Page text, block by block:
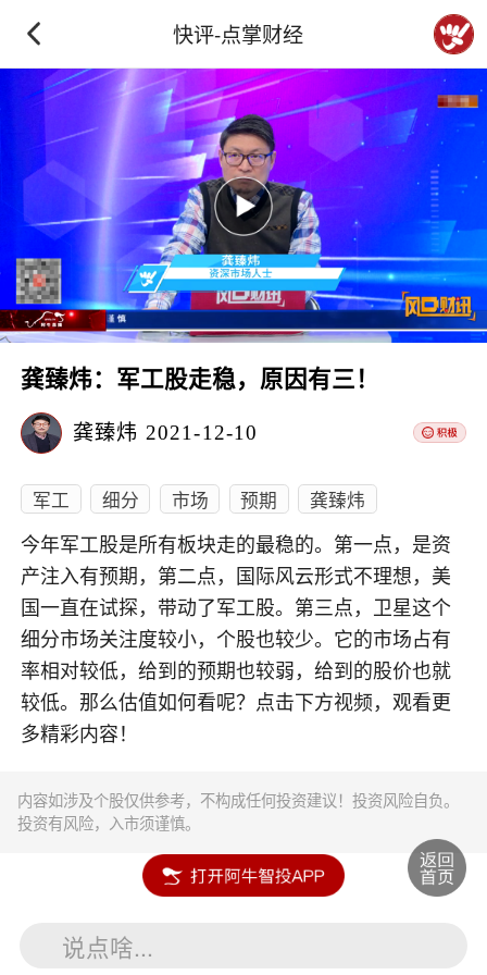
快评-点掌财经
龚臻炜：军工股走稳，原因有三！
龚臻炜 2021-12-10
军工 细分 市场 预期 龚臻炜
今年军工股是所有板块走的最稳的。第一点，是资
产注入有预期，第二点，国际风云形式不理想，美
国一直在试探，带动了军工股。第三点，卫星这个
细分市场关注度较小，个股也较少。它的市场占有
率相对较低，给到的预期也较弱，给到的股价也就
较低。那么估值如何看呢？点击下方视频，观看更
多精彩内容！
内容如涉及个股仅供参考，不构成任何投资建议！投资风险自负。
投资有风险，入市须谨慎。
说点啥...